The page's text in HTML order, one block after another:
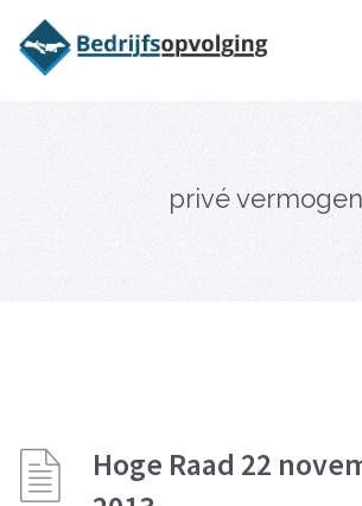
privé vermogen
Hoge Raad 22
bedrijfsopvolging voor fiscaal
juridisch advies
Ik